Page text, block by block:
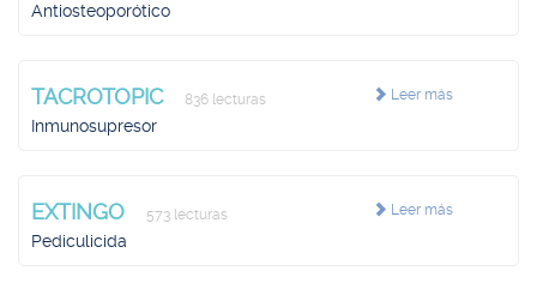
Antiosteoporótico
Leer más
TACROTOPIC 836 lecturas
Inmunosupresor
Leer más
EXTINGO 573 lecturas
Pediculicida